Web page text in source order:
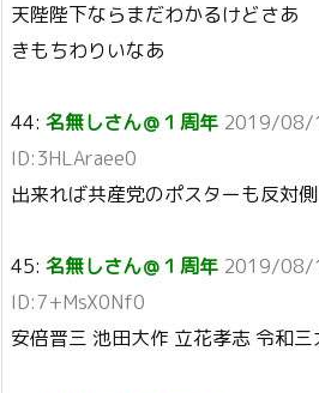
天陛陛下ならまだわかるけどさあ
きもちわりいなあ
44: 名無しさん＠１周年 2019/08/
ID:3HLAraee0
出来れば共産党のポスターも反対
45: 名無しさん＠１周年 2019/08/
ID:7+MsX0Nf0
安倍晋三 池田大作 立花孝志 令和三